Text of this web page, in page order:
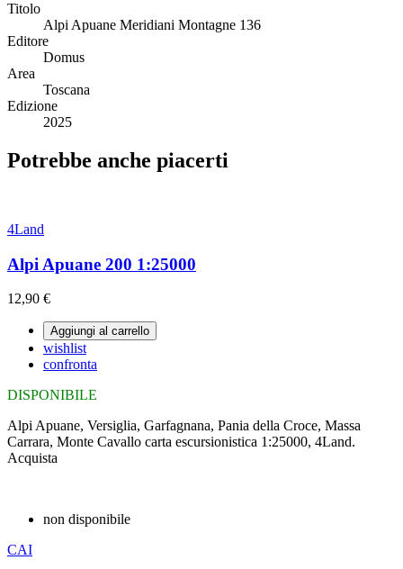
Titolo
Alpi Apuane Meridiani Montagne 136
Editore
Domus
Area
Toscana
Edizione
2025
Potrebbe anche piacerti
4Land
Alpi Apuane 200 1:25000
12,90 €
Aggiungi al carrello
wishlist
confronta
DISPONIBILE
Alpi Apuane, Versiglia, Garfagnana, Pania della Croce, Massa
Carrara, Monte Cavallo carta escursionistica 1:25000, 4Land.
Acquista
non disponibile
CAI